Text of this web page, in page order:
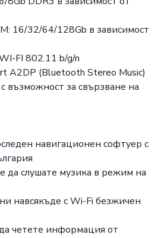
16/32/64/128Gb в зависимост
FI 802.11 b/g/n
A2DP (Bluetooth Stereo Music)
възможност за свързване на
навигационен софтуер с
да слушате музика в режим на
навсякъде с Wi-Fi безжичен
четете информация от